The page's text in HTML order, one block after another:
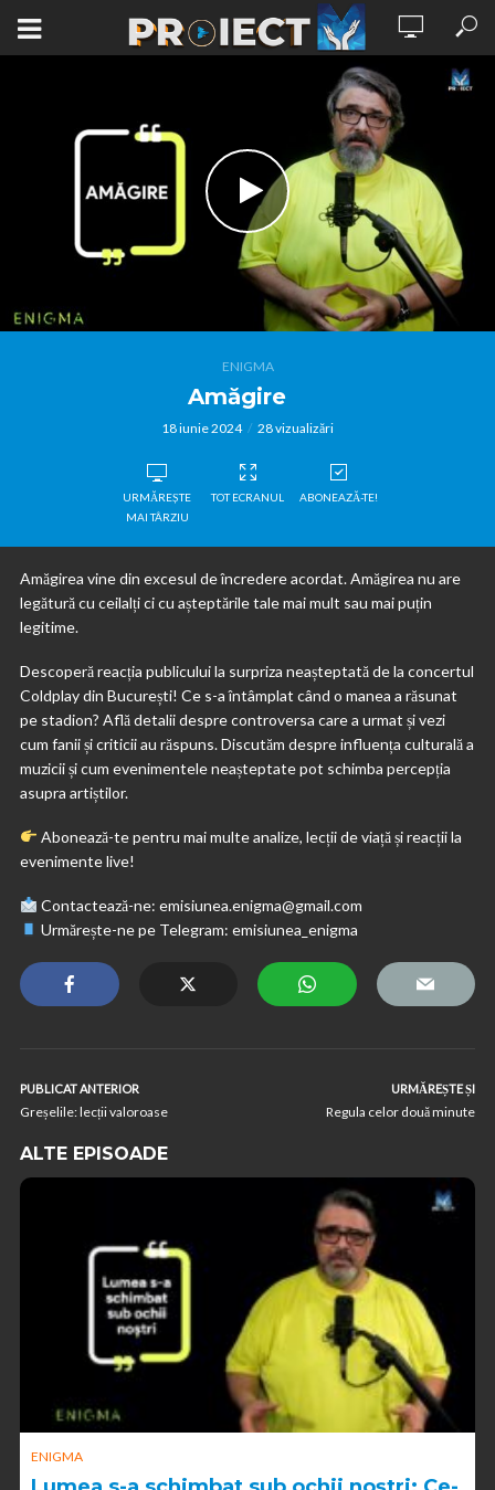
ENIGMA
Amăgire
18 iunie 2024 28 vizualizări
URMĂREȘTE
MAI TÂRZIU
TOT ECRANUL ABONEAZĂ-TE!
Amăgirea vine din excesul de încredere acordat. Amăgirea nu are
legătură cu ceilalți ci cu așteptările tale mai mult sau mai puțin
legitime.
Descoperă reacția publicului la surpriza neașteptată de la concertul
Coldplay din București! Ce s-a întâmplat când o manea a răsunat
pe stadion? Află detalii despre controversa care a urmat și vezi
cum fanii și criticii au răspuns. Discutăm despre influența culturală a
muzicii și cum evenimentele neașteptate pot schimba percepția
asupra artiștilor.
Abonează-te pentru mai multe analize, lecții de viață și reacții la
evenimente live!
Contactează-ne: emisiunea.enigma@gmail.com
Urmărește-ne pe Telegram: emisiunea_enigma
PUBLICAT ANTERIOR
Greșelile: lecții valoroase
URMĂREȘTE ȘI
Regula celor două minute
ALTE EPISOADE
ENIGMA